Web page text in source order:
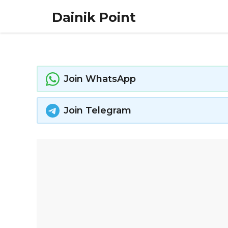
Dainik Point
Join WhatsApp
Join Telegram